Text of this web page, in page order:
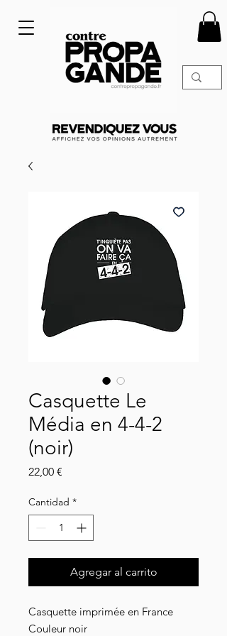
Casquette Le
Média en 4-4-2
(noir)
22,00 €
Cantidad *
Agregar al carrito
Casquette imprimée en France
Couleur noir